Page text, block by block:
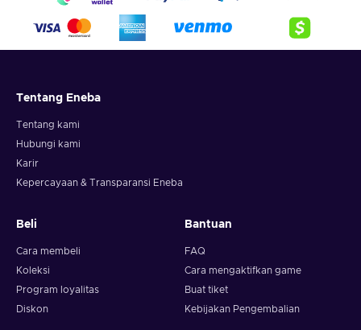
Tentang Eneba
Tentang kami
Hubungi kami
Karir
Kepercayaan & Transparansi Eneba
Beli
Cara membeli
Koleksi
Program loyalitas
Diskon
Bantuan
FAQ
Cara mengaktifkan game
Buat tiket
Kebijakan Pengembalian